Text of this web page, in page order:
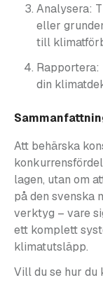
Analysera:
eller
till
Rapportera:
din
Att behärska
lagen, utan om
på den svenska
verktyg – vare
ett komplett
klimatutsläpp.
Vill du se hur du